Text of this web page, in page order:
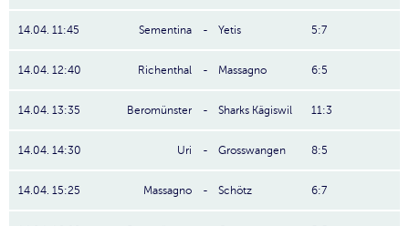
14.04. 11:45 Sementina - Yetis 5:7
14.04. 12:40 Richenthal - Massagno 6:5
14.04. 13:35 Beromünster - Sharks Kägiswil 11:3
14.04. 14:30 Uri - Grosswangen 8:5
14.04. 15:25 Massagno - Schötz 6:7